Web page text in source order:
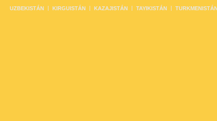
UZBEKISTÁN KIRGUISTÁN KAZAJISTÁN TAYIKISTÁN